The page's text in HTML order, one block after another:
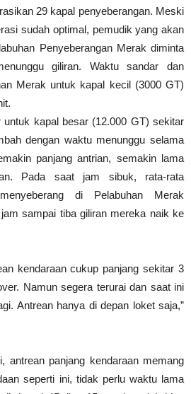
29 kapal penyeberangan. Meski
sudah optimal, pemudik yang akan
Penyeberangan Merak diminta
giliran. Waktu sandar dan
Merak untuk kapal kecil (3000 GT)
untuk kapal besar (12.000 GT) sekitar
dengan waktu menunggu selama
panjang antrian, semakin lama
Pada saat jam sibuk, rata-rata
di Pelabuhan Merak
sampai tiba giliran mereka naik ke
kendaraan cukup panjang sekitar 3
Namun segera terurai dan saat ini
Antrean hanya di depan loket saja,”
antrean panjang kendaraan memang
seperti ini, tidak perlu waktu lama